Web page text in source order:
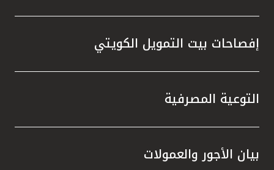
إفصاحات بيت التمويل الكويتي
التوعية المصرفية
بيان الأجور والعمولات